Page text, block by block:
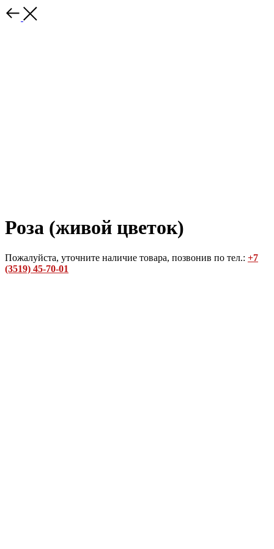
Роза (живой цветок)
Пожалуйста, уточните наличие товара, позвонив по тел.: +7
(3519) 45-70-01